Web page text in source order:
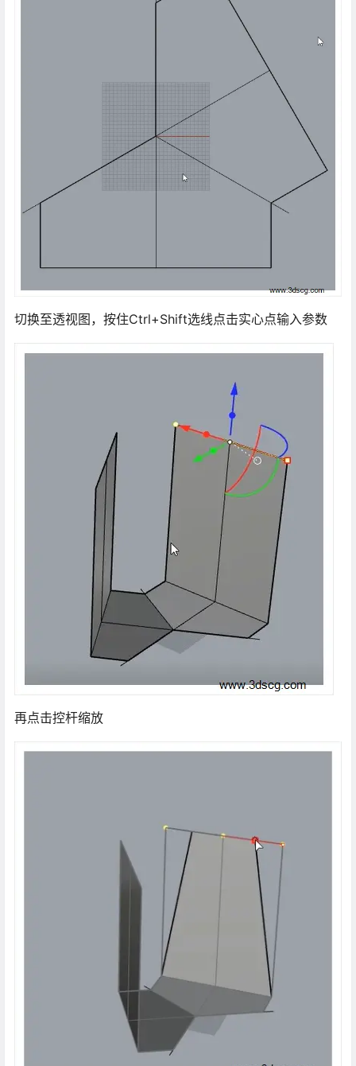
切换至透视图，按住Ctrl+Shift选线点击实心点输入参数
再点击控杆缩放